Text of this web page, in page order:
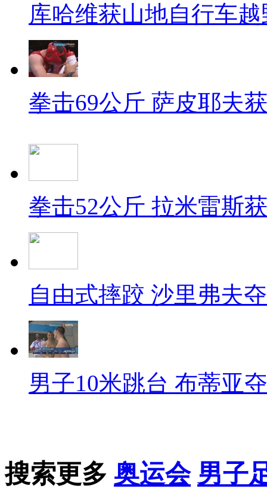
库哈维获山地自行车
拳击69公斤 萨皮耶夫
拳击52公斤 拉米雷斯
自由式摔跤 沙里弗夫
男子10米跳台 布蒂亚
搜索更多 奥运会 男子